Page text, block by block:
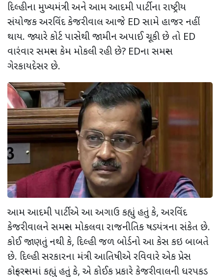
દિલ્હીના મુખ્યમંત્રી અને આમ આદમી પાર્ટીના રાષ્ટ્રીય
સંયોજક અરવિંદ કેજરીવાલ આજે ED સામે હાજર નહીં
થાય. જ્યારે કોર્ટ પાસેથી જામીન અપાઈ ચૂકી છે તો ED
વારંવાર સમન્સ કેમ મોકલી રહી છે? EDના સમન્સ
ગેરકાયદેસર છે.
આમ આદમી પાર્ટીએ આ અગાઉ કહ્યું હતું કે, અરવિંદ
કેજરીવાલને સમન્સ મોકલવા રાજનીતિક ષડયંત્રના સંકેત છે.
કોઈ જાણતું નથી કે, દિલ્હી જળ બોર્ડનો આ કેસ કઇ બાબતે
છે. દિલ્હી સરકારના મંત્રી આતિષીએ રવિવારે એક પ્રેસ
કોન્ફરન્સમાં કહ્યું હતું કે, એ કોઈક પ્રકારે કેજરીવાલની ધરપકડ